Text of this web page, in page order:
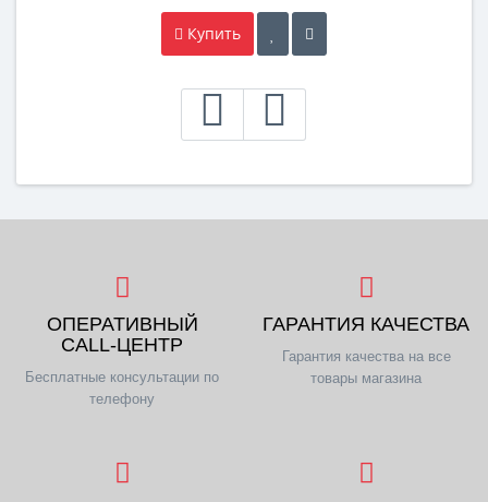
Купить
ОПЕРАТИВНЫЙ
CALL-ЦЕНТР
Бесплатные консультации по
телефону
ГАРАНТИЯ КАЧЕСТВА
Гарантия качества на все
товары магазина